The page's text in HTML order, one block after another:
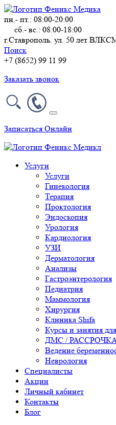
пн.- пт.: 08:00-20:00
сб.- вс.: 08:00-18:00
г.Ставрополь. ул. 50 лет
Поиск
+7 (8652) 99 11 99
Заказать звонок
Записаться Онлайн
Услуги
Услуги
Гинекология
Терапия
Проктология
Эндоскопия
Урология
Кардиология
УЗИ
Дерматология
Анализы
Гастроэнтерология
Педиатрия
Маммология
Хирургия
Клиника Shifa
Курсы и занятия
ДМС /
Ведение
Неврология
Специалисты
Акции
Личный кабинет
Контакты
Блог